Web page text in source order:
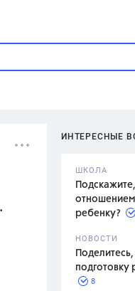
ИНТЕРЕСНЫЕ
ШКОЛА
ребенку?
НОВОСТИ
подготовку
8